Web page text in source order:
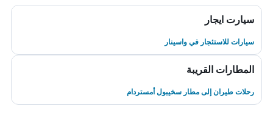
سيارت ايجار
سيارات للاستئجار في واسينار
المطارات القريبة
رحلات طيران إلى مطار سخيبول أمستردام